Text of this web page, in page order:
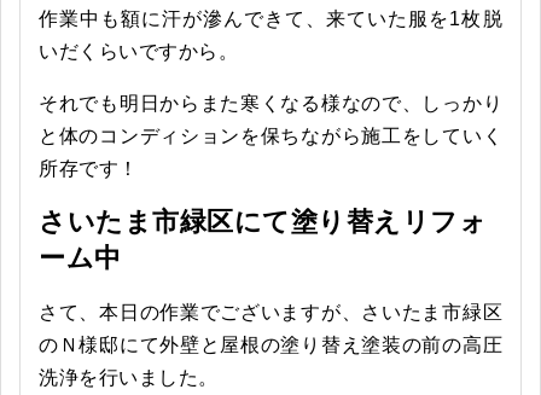
作業中も額に汗が滲んできて、来ていた服を1枚脱
いだくらいですから。
それでも明日からまた寒くなる様なので、しっかり
と体のコンディションを保ちながら施工をしていく
所存です！
さいたま市緑区にて塗り替えリフォ
ーム中
さて、本日の作業でございますが、さいたま市緑区
のＮ様邸にて外壁と屋根の塗り替え塗装の前の高圧
洗浄を行いました。